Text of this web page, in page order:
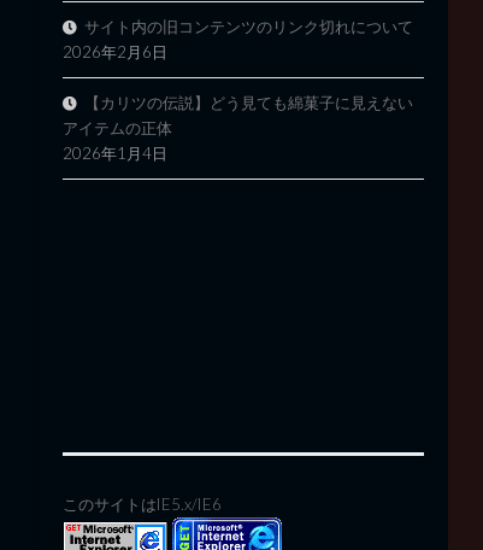
サイト内の旧コンテンツのリンク切れについて
2026年2月6日
【カリツの伝説】どう見ても綿菓子に見えない
アイテムの正体
2026年1月4日
このサイトはIE5.x/IE6